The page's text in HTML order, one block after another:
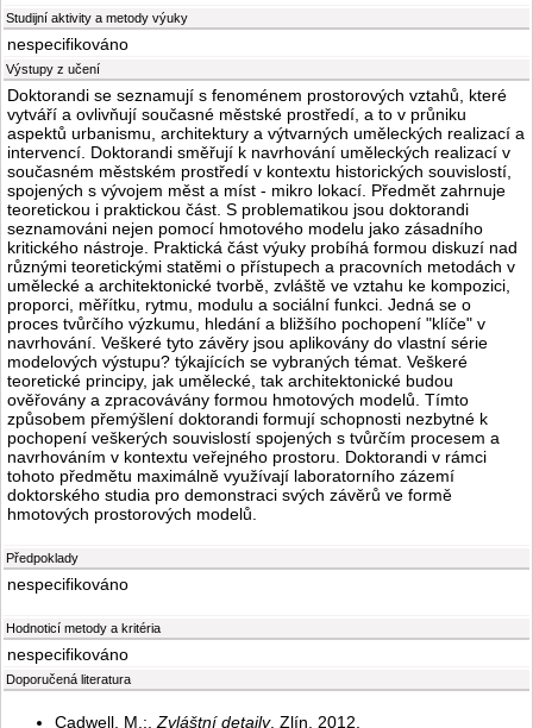
Studijní aktivity a metody výuky
nespecifikováno
Výstupy z učení
Doktorandi se seznamují s fenoménem prostorových vztahů, které
vytváří a ovlivňují současné městské prostředí, a to v průniku
aspektů urbanismu, architektury a výtvarných uměleckých realizací a
intervencí. Doktorandi směřují k navrhování uměleckých realizací v
současném městském prostředí v kontextu historických souvislostí,
spojených s vývojem měst a míst - mikro lokací. Předmět zahrnuje
teoretickou i praktickou část. S problematikou jsou doktorandi
seznamováni nejen pomocí hmotového modelu jako zásadního
kritického nástroje. Praktická část výuky probíhá formou diskuzí nad
různými teoretickými statěmi o přístupech a pracovních metodách v
umělecké a architektonické tvorbě, zvláště ve vztahu ke kompozici,
proporci, měřítku, rytmu, modulu a sociální funkci. Jedná se o
proces tvůrčího výzkumu, hledání a bližšího pochopení "klíče" v
navrhování. Veškeré tyto závěry jsou aplikovány do vlastní série
modelových výstupu? týkajících se vybraných témat. Veškeré
teoretické principy, jak umělecké, tak architektonické budou
ověřovány a zpracovávány formou hmotových modelů. Tímto
způsobem přemýšlení doktorandi formují schopnosti nezbytné k
pochopení veškerých souvislostí spojených s tvůrčím procesem a
navrhováním v kontextu veřejného prostoru. Doktorandi v rámci
tohoto předmětu maximálně využívají laboratorního zázemí
doktorského studia pro demonstraci svých závěrů ve formě
hmotových prostorových modelů.
Předpoklady
nespecifikováno
Hodnoticí metody a kritéria
nespecifikováno
Doporučená literatura
Cadwell, M.:.Zvláštní detaily. Zlín, 2012.